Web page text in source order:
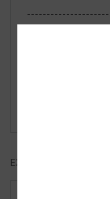
EXCL. BTW